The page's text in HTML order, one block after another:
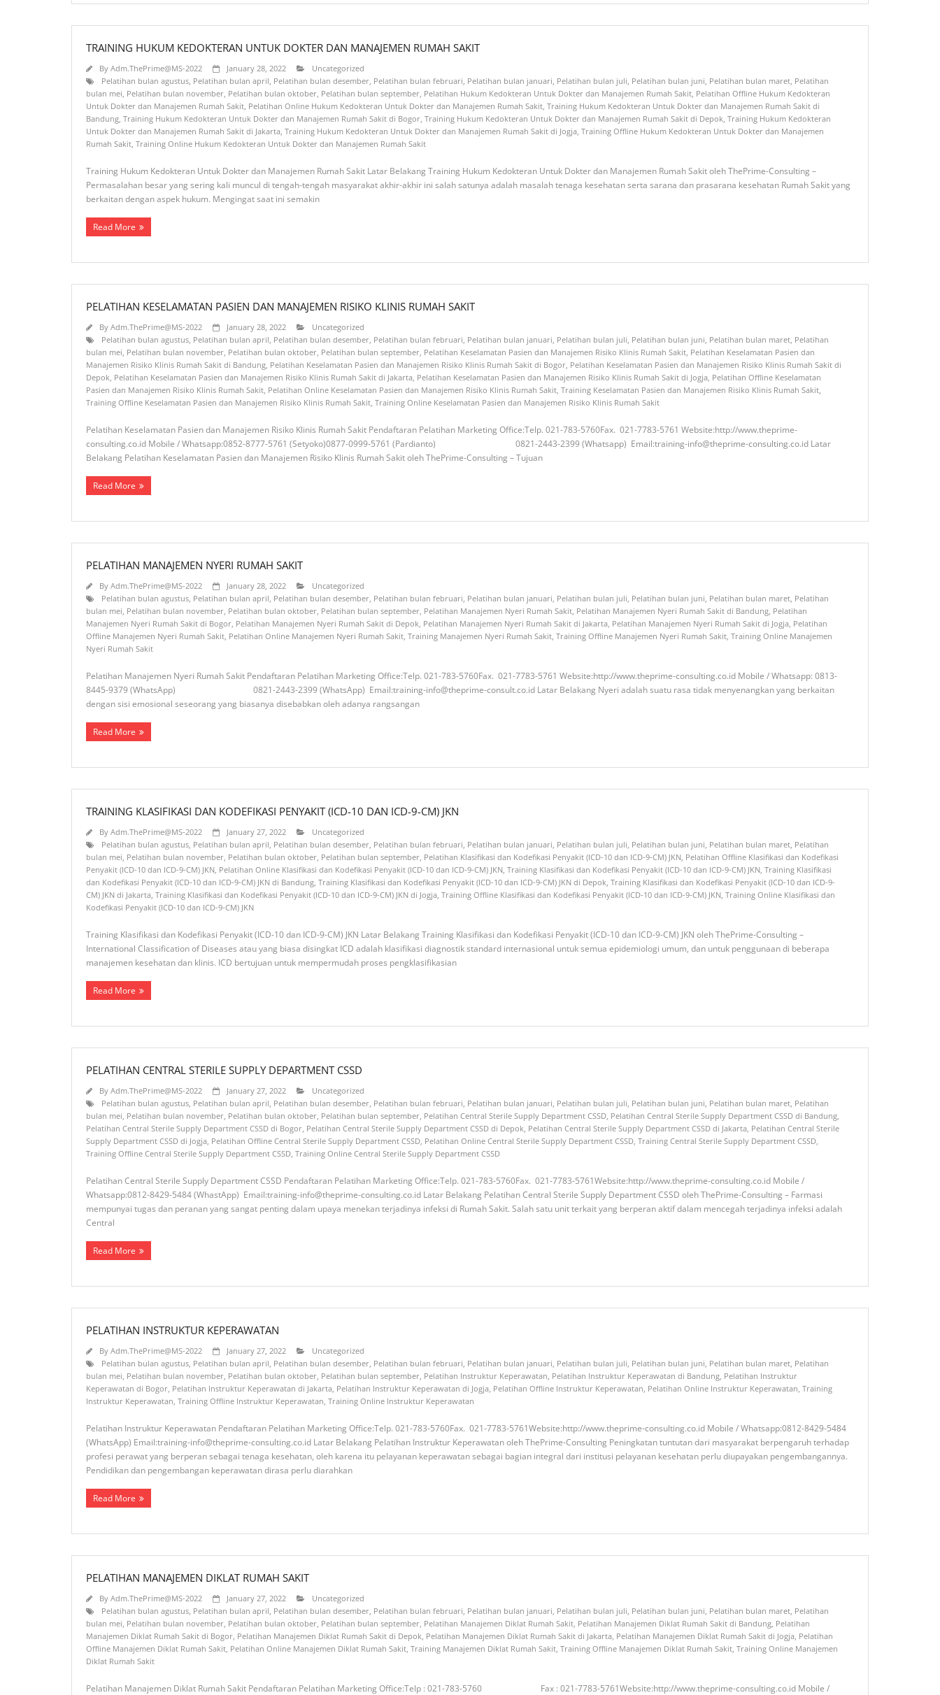
TRAINING HUKUM KEDOKTERAN UNTUK DOKTER DAN MANAJEMEN RUMAH SAKIT
By Adm.ThePrime@MS-2022 January 28, 2022
Uncategorized
Pelatihan bulan agustus, Pelatihan bulan april, Pelatihan bulan desember, Pelatihan bulan februari, Pelatihan bulan januari, Pelatihan bulan juli, Pelatihan bulan juni, Pelatihan bulan maret, Pelatihan
bulan mei, Pelatihan bulan november, Pelatihan bulan oktober, Pelatihan bulan september, Pelatihan Hukum Kedokteran Untuk Dokter dan Manajemen Rumah Sakit, Pelatihan Offline Hukum Kedokteran
Untuk Dokter dan Manajemen Rumah Sakit, Pelatihan Online Hukum Kedokteran Untuk Dokter dan Manajemen Rumah Sakit, Training Hukum Kedokteran Untuk Dokter dan Manajemen Rumah Sakit di
Bandung, Training Hukum Kedokteran Untuk Dokter dan Manajemen Rumah Sakit di Bogor, Training Hukum Kedokteran Untuk Dokter dan Manajemen Rumah Sakit di Depok, Training Hukum Kedokteran
Untuk Dokter dan Manajemen Rumah Sakit di Jakarta, Training Hukum Kedokteran Untuk Dokter dan Manajemen Rumah Sakit di Jogja, Training Offline Hukum Kedokteran Untuk Dokter dan Manajemen
Rumah Sakit, Training Online Hukum Kedokteran Untuk Dokter dan Manajemen Rumah Sakit
Training Hukum Kedokteran Untuk Dokter dan Manajemen Rumah Sakit Latar Belakang Training Hukum Kedokteran Untuk Dokter dan Manajemen Rumah Sakit oleh ThePrime-Consulting –
Permasalahan besar yang sering kali muncul di tengah-tengah masyarakat akhir-akhir ini salah satunya adalah masalah tenaga kesehatan serta sarana dan prasarana kesehatan Rumah Sakit yang
berkaitan dengan aspek hukum. Mengingat saat ini semakin
Read More
PELATIHAN KESELAMATAN PASIEN DAN MANAJEMEN RISIKO KLINIS RUMAH SAKIT
By Adm.ThePrime@MS-2022 January 28, 2022
Uncategorized
Pelatihan bulan agustus, Pelatihan bulan april, Pelatihan bulan desember, Pelatihan bulan februari, Pelatihan bulan januari, Pelatihan bulan juli, Pelatihan bulan juni, Pelatihan bulan maret, Pelatihan
bulan mei, Pelatihan bulan november, Pelatihan bulan oktober, Pelatihan bulan september, Pelatihan Keselamatan Pasien dan Manajemen Risiko Klinis Rumah Sakit, Pelatihan Keselamatan Pasien dan
Manajemen Risiko Klinis Rumah Sakit di Bandung, Pelatihan Keselamatan Pasien dan Manajemen Risiko Klinis Rumah Sakit di Bogor, Pelatihan Keselamatan Pasien dan Manajemen Risiko Klinis Rumah Sakit di
Depok, Pelatihan Keselamatan Pasien dan Manajemen Risiko Klinis Rumah Sakit di Jakarta, Pelatihan Keselamatan Pasien dan Manajemen Risiko Klinis Rumah Sakit di Jogja, Pelatihan Offline Keselamatan
Pasien dan Manajemen Risiko Klinis Rumah Sakit, Pelatihan Online Keselamatan Pasien dan Manajemen Risiko Klinis Rumah Sakit, Training Keselamatan Pasien dan Manajemen Risiko Klinis Rumah Sakit,
Training Offline Keselamatan Pasien dan Manajemen Risiko Klinis Rumah Sakit, Training Online Keselamatan Pasien dan Manajemen Risiko Klinis Rumah Sakit
Pelatihan Keselamatan Pasien dan Manajemen Risiko Klinis Rumah Sakit Pendaftaran Pelatihan Marketing Office:Telp. 021-783-5760Fax. 021-7783-5761 Website:http://www.theprime-
consulting.co.id Mobile / Whatsapp:0852-8777-5761 (Setyoko)0877-0999-5761 (Pardianto) 0821-2443-2399 (Whatsapp) Email:training-info@theprime-consulting.co.id Latar
Belakang Pelatihan Keselamatan Pasien dan Manajemen Risiko Klinis Rumah Sakit oleh ThePrime-Consulting – Tujuan
Read More
PELATIHAN MANAJEMEN NYERI RUMAH SAKIT
By Adm.ThePrime@MS-2022 January 28, 2022
Uncategorized
Pelatihan bulan agustus, Pelatihan bulan april, Pelatihan bulan desember, Pelatihan bulan februari, Pelatihan bulan januari, Pelatihan bulan juli, Pelatihan bulan juni, Pelatihan bulan maret, Pelatihan
bulan mei, Pelatihan bulan november, Pelatihan bulan oktober, Pelatihan bulan september, Pelatihan Manajemen Nyeri Rumah Sakit, Pelatihan Manajemen Nyeri Rumah Sakit di Bandung, Pelatihan
Manajemen Nyeri Rumah Sakit di Bogor, Pelatihan Manajemen Nyeri Rumah Sakit di Depok, Pelatihan Manajemen Nyeri Rumah Sakit di Jakarta, Pelatihan Manajemen Nyeri Rumah Sakit di Jogja, Pelatihan
Offline Manajemen Nyeri Rumah Sakit, Pelatihan Online Manajemen Nyeri Rumah Sakit, Training Manajemen Nyeri Rumah Sakit, Training Offline Manajemen Nyeri Rumah Sakit, Training Online Manajemen
Nyeri Rumah Sakit
Pelatihan Manajemen Nyeri Rumah Sakit Pendaftaran Pelatihan Marketing Office:Telp. 021-783-5760Fax. 021-7783-5761 Website:http://www.theprime-consulting.co.id Mobile / Whatsapp: 0813-
8445-9379 (WhatsApp) 0821-2443-2399 (WhatsApp) Email:training-info@theprime-consult.co.id Latar Belakang Nyeri adalah suatu rasa tidak menyenangkan yang berkaitan
dengan sisi emosional seseorang yang biasanya disebabkan oleh adanya rangsangan
Read More
TRAINING KLASIFIKASI DAN KODEFIKASI PENYAKIT (ICD-10 DAN ICD-9-CM) JKN
By Adm.ThePrime@MS-2022 January 27, 2022
Uncategorized
Pelatihan bulan agustus, Pelatihan bulan april, Pelatihan bulan desember, Pelatihan bulan februari, Pelatihan bulan januari, Pelatihan bulan juli, Pelatihan bulan juni, Pelatihan bulan maret, Pelatihan
bulan mei, Pelatihan bulan november, Pelatihan bulan oktober, Pelatihan bulan september, Pelatihan Klasifikasi dan Kodefikasi Penyakit (ICD-10 dan ICD-9-CM) JKN, Pelatihan Offline Klasifikasi dan Kodefikasi
Penyakit (ICD-10 dan ICD-9-CM) JKN, Pelatihan Online Klasifikasi dan Kodefikasi Penyakit (ICD-10 dan ICD-9-CM) JKN, Training Klasifikasi dan Kodefikasi Penyakit (ICD-10 dan ICD-9-CM) JKN, Training Klasifikasi
dan Kodefikasi Penyakit (ICD-10 dan ICD-9-CM) JKN di Bandung, Training Klasifikasi dan Kodefikasi Penyakit (ICD-10 dan ICD-9-CM) JKN di Depok, Training Klasifikasi dan Kodefikasi Penyakit (ICD-10 dan ICD-9-
CM) JKN di Jakarta, Training Klasifikasi dan Kodefikasi Penyakit (ICD-10 dan ICD-9-CM) JKN di Jogja, Training Offline Klasifikasi dan Kodefikasi Penyakit (ICD-10 dan ICD-9-CM) JKN, Training Online Klasifikasi dan
Kodefikasi Penyakit (ICD-10 dan ICD-9-CM) JKN
Training Klasifikasi dan Kodefikasi Penyakit (ICD-10 dan ICD-9-CM) JKN Latar Belakang Training Klasifikasi dan Kodefikasi Penyakit (ICD-10 dan ICD-9-CM) JKN oleh ThePrime-Consulting –
International Classification of Diseases atau yang biasa disingkat ICD adalah klasifikasi diagnostik standard internasional untuk semua epidemiologi umum, dan untuk penggunaan di beberapa
manajemen kesehatan dan klinis. ICD bertujuan untuk mempermudah proses pengklasifikasian
Read More
PELATIHAN CENTRAL STERILE SUPPLY DEPARTMENT CSSD
By Adm.ThePrime@MS-2022 January 27, 2022
Uncategorized
Pelatihan bulan agustus, Pelatihan bulan april, Pelatihan bulan desember, Pelatihan bulan februari, Pelatihan bulan januari, Pelatihan bulan juli, Pelatihan bulan juni, Pelatihan bulan maret, Pelatihan
bulan mei, Pelatihan bulan november, Pelatihan bulan oktober, Pelatihan bulan september, Pelatihan Central Sterile Supply Department CSSD, Pelatihan Central Sterile Supply Department CSSD di Bandung,
Pelatihan Central Sterile Supply Department CSSD di Bogor, Pelatihan Central Sterile Supply Department CSSD di Depok, Pelatihan Central Sterile Supply Department CSSD di Jakarta, Pelatihan Central Sterile
Supply Department CSSD di Jogja, Pelatihan Offline Central Sterile Supply Department CSSD, Pelatihan Online Central Sterile Supply Department CSSD, Training Central Sterile Supply Department CSSD,
Training Offline Central Sterile Supply Department CSSD, Training Online Central Sterile Supply Department CSSD
Pelatihan Central Sterile Supply Department CSSD Pendaftaran Pelatihan Marketing Office:Telp. 021-783-5760Fax. 021-7783-5761Website:http://www.theprime-consulting.co.id Mobile /
Whatsapp:0812-8429-5484 (WhastApp) Email:training-info@theprime-consulting.co.id Latar Belakang Pelatihan Central Sterile Supply Department CSSD oleh ThePrime-Consulting – Farmasi
mempunyai tugas dan peranan yang sangat penting dalam upaya menekan terjadinya infeksi di Rumah Sakit. Salah satu unit terkait yang berperan aktif dalam mencegah terjadinya infeksi adalah
Central
Read More
PELATIHAN INSTRUKTUR KEPERAWATAN
By Adm.ThePrime@MS-2022 January 27, 2022
Uncategorized
Pelatihan bulan agustus, Pelatihan bulan april, Pelatihan bulan desember, Pelatihan bulan februari, Pelatihan bulan januari, Pelatihan bulan juli, Pelatihan bulan juni, Pelatihan bulan maret, Pelatihan
bulan mei, Pelatihan bulan november, Pelatihan bulan oktober, Pelatihan bulan september, Pelatihan Instruktur Keperawatan, Pelatihan Instruktur Keperawatan di Bandung, Pelatihan Instruktur
Keperawatan di Bogor, Pelatihan Instruktur Keperawatan di Jakarta, Pelatihan Instruktur Keperawatan di Jogja, Pelatihan Offline Instruktur Keperawatan, Pelatihan Online Instruktur Keperawatan, Training
Instruktur Keperawatan, Training Offline Instruktur Keperawatan, Training Online Instruktur Keperawatan
Pelatihan Instruktur Keperawatan Pendaftaran Pelatihan Marketing Office:Telp. 021-783-5760Fax. 021-7783-5761Website:http://www.theprime-consulting.co.id Mobile / Whatsapp:0812-8429-5484
(WhatsApp) Email:training-info@theprime-consulting.co.id Latar Belakang Pelatihan Instruktur Keperawatan oleh ThePrime-Consulting Peningkatan tuntutan dari masyarakat berpengaruh terhadap
profesi perawat yang berperan sebagai tenaga kesehatan, oleh karena itu pelayanan keperawatan sebagai bagian integral dari institusi pelayanan kesehatan perlu diupayakan pengembangannya.
Pendidikan dan pengembangan keperawatan dirasa perlu diarahkan
Read More
PELATIHAN MANAJEMEN DIKLAT RUMAH SAKIT
By Adm.ThePrime@MS-2022 January 27, 2022
Uncategorized
Pelatihan bulan agustus, Pelatihan bulan april, Pelatihan bulan desember, Pelatihan bulan februari, Pelatihan bulan januari, Pelatihan bulan juli, Pelatihan bulan juni, Pelatihan bulan maret, Pelatihan
bulan mei, Pelatihan bulan november, Pelatihan bulan oktober, Pelatihan bulan september, Pelatihan Manajemen Diklat Rumah Sakit, Pelatihan Manajemen Diklat Rumah Sakit di Bandung, Pelatihan
Manajemen Diklat Rumah Sakit di Bogor, Pelatihan Manajemen Diklat Rumah Sakit di Depok, Pelatihan Manajemen Diklat Rumah Sakit di Jakarta, Pelatihan Manajemen Diklat Rumah Sakit di Jogja, Pelatihan
Offline Manajemen Diklat Rumah Sakit, Pelatihan Online Manajemen Diklat Rumah Sakit, Training Manajemen Diklat Rumah Sakit, Training Offline Manajemen Diklat Rumah Sakit, Training Online Manajemen
Diklat Rumah Sakit
Pelatihan Manajemen Diklat Rumah Sakit Pendaftaran Pelatihan Marketing Office:Telp : 021-783-5760 Fax : 021-7783-5761Website:http://www.theprime-consulting.co.id Mobile /